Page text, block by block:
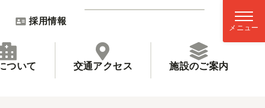
採用情報
ついて 交通アクセス 施設のご案内